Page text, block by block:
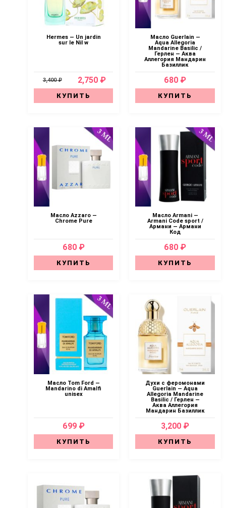
Hermes — Un jardin
sur le Nil w
3,400 ₽ 2,750 ₽
КУПИТЬ
Масло Guerlain —
Aqua Allegoria
Mandarine Basilic /
Герлен — Аква
Аллегория Мандарин
Базиллик
680 ₽
КУПИТЬ
Масло Azzaro —
Chrome Pure
680 ₽
КУПИТЬ
Масло Armani —
Armani Code sport /
Армани — Армани
Код
680 ₽
КУПИТЬ
Масло Tom Ford —
Mandarino di Amalfi
unisex
699 ₽
КУПИТЬ
Духи с феромонами
Guerlain — Aqua
Allegoria Mandarine
Basilic / Герлен —
Аква Аллегория
Мандарин Базиллик
3,200 ₽
КУПИТЬ